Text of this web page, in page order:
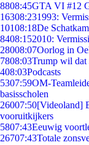
8808:45GTA VI #12
16308:231993:
10108:18De
8408:152010:
28008:07Oorlog in
7808:03Trump wil dat
408:03Podcasts
5307:59OM-
basisscholen
26007:50[Videoland]
vooruitkijkers
5807:43Eeuwig
26707:43Totale